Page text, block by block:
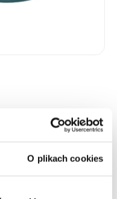
O plikach cookies